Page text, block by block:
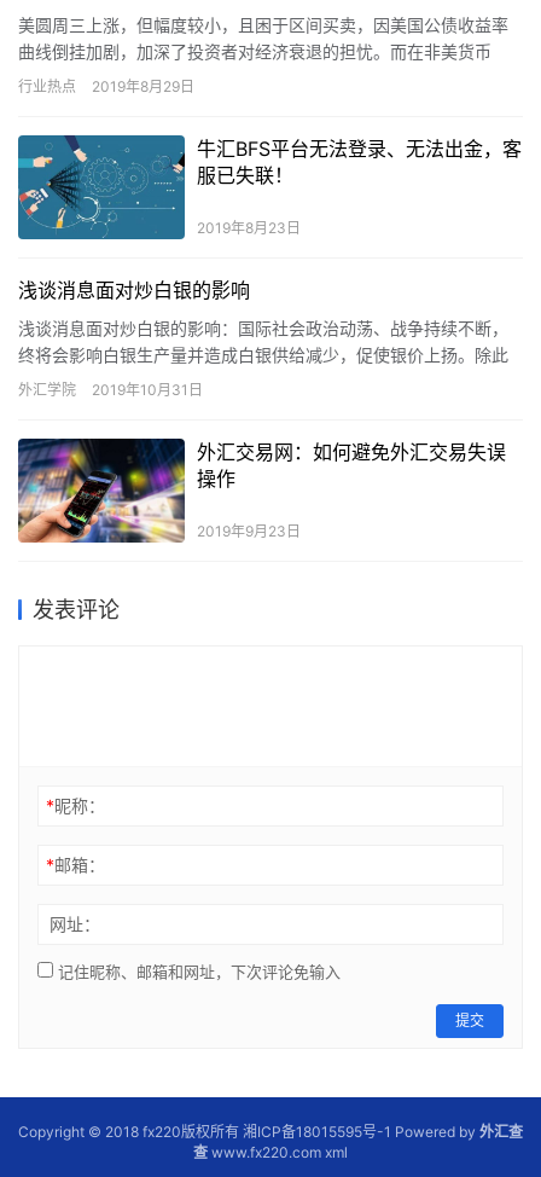
美圆周三上涨，但幅度较小，且困于区间买卖，因美国公债收益率
曲线倒挂加剧，加深了投资者对经济衰退的担忧。而在非美货币
中，英镑隔夜惨遭重创，约翰逊政府有关在9月初议会复会几天后暂
行业热点 2019年8月29日
牛汇BFS平台无法登录、无法出金，客
服已失联！
2019年8月23日
浅谈消息面对炒白银的影响
浅谈消息面对炒白银的影响：国际社会政治动荡、战争持续不断，
终将会影响白银生产量并造成白银供给减少，促使银价上扬。除此
之外，还有很多来自各方面的各种消息，都会对金银价格的走势产
外汇学院 2019年10月31日
外汇交易网：如何避免外汇交易失误
操作
2019年9月23日
发表评论
*昵称：
*邮箱：
网址：
记住昵称、邮箱和网址，下次评论免输入
提交
Copyright © 2018 fx220版权所有 湘ICP备18015595号-1 Powered by 外汇查
查 www.fx220.com xml